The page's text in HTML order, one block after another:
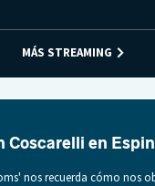
MÁS STREAMING
Coscarelli en
nos recuerda cómo nos